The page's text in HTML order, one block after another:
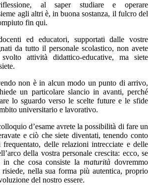
al saper studiare e operare
agli altri è, in buona sostanza, il fulcro del
fin qui.
ed educatori, supportati dalle vostre
da tutto il personale scolastico, non avete
attività didattico-educative, ma siete
non è in alcun modo un punto di arrivo,
un particolare slancio in avanti, perché
lo sguardo verso le scelte future e le sfide
universitario e lavorativo.
d’esame avrete la possibilità di fare un
e ciò che siete diventati, tenendo conto
delle relazioni intrecciate e delle
della vostra personale crescita: ecco, se
in che cosa consiste lamaturità dovremmo
risiede, nella sua forma più autentica, proprio
del nostro essere.